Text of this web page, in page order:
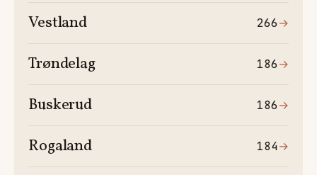
Vestland 266→
Trøndelag 186→
Buskerud 186→
Rogaland 184→